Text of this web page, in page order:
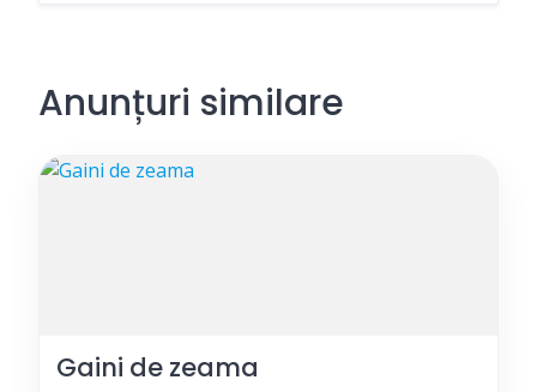
Anunțuri similare
Gaini de zeama